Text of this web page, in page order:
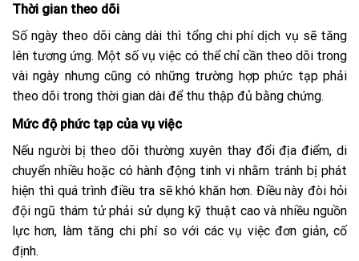
Thời gian theo dõi
Số ngày theo dõi càng dài thì tổng chi phí dịch vụ sẽ tăng
lên tương ứng. Một số vụ việc có thể chỉ cần theo dõi trong
vài ngày nhưng cũng có những trường hợp phức tạp phải
theo dõi trong thời gian dài để thu thập đủ bằng chứng.
Mức độ phức tạp của vụ việc
Nếu người bị theo dõi thường xuyên thay đổi địa điểm, di
chuyển nhiều hoặc có hành động tinh vi nhằm tránh bị phát
hiện thì quá trình điều tra sẽ khó khăn hơn. Điều này đòi hỏi
đội ngũ thám tử phải sử dụng kỹ thuật cao và nhiều nguồn
lực hơn, làm tăng chi phí so với các vụ việc đơn giản, cố
định.